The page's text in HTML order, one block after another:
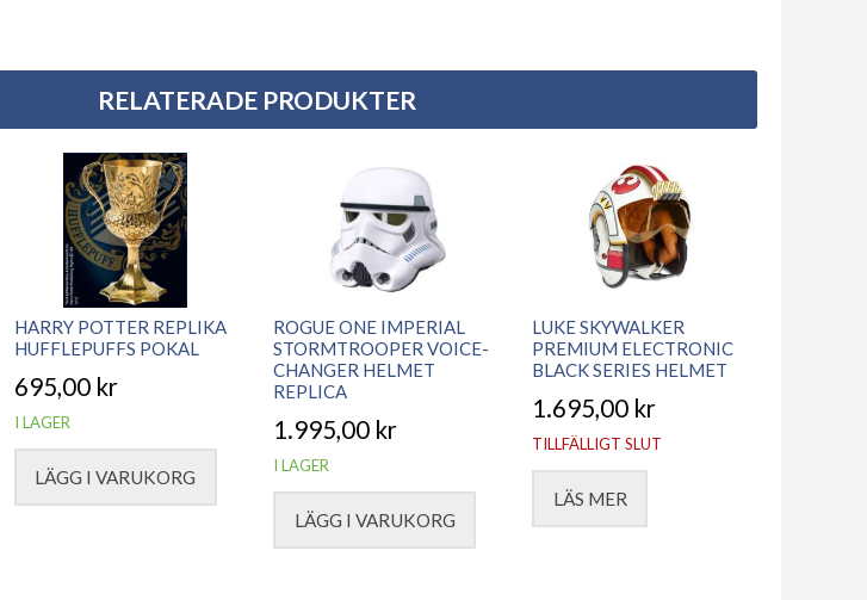
RELATERADE PRODUKTER
HARRY POTTER REPLIKA
HUFFLEPUFFS POKAL
695,00 kr
I LAGER
LÄGG I VARUKORG
ROGUE ONE IMPERIAL
STORMTROOPER VOICE-
CHANGER HELMET
REPLICA
1.995,00 kr
I LAGER
LÄGG I VARUKORG
LUKE SKYWALKER
PREMIUM ELECTRONIC
BLACK SERIES HELMET
1.695,00 kr
TILLFÄLLIGT SLUT
LÄS MER